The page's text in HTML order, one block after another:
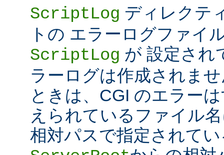
ScriptLog ディレクテ
トの エラーログファイ
ScriptLog が 設定され
ラーログは作成されま
ときは、CGI のエラー
えられているファイル
相対パスで指定されて